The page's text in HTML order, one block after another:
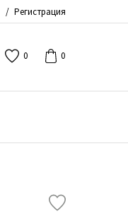
/ Регистрация
0 0